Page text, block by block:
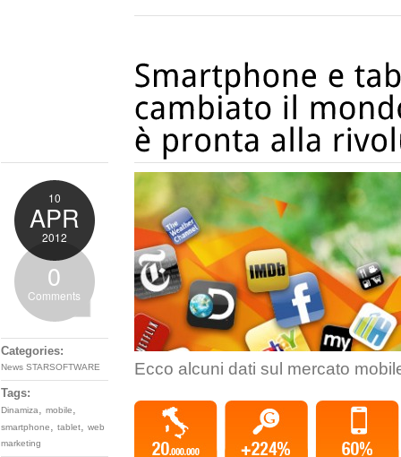
10
APR
2012
0
Comments
Categories:
News STARSOFTWARE
Tags:
Dinamiza, mobile,
smartphone, tablet, web
marketing
Ecco alcuni dati sul mercato